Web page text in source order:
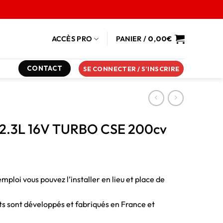
ACCÈS PRO PANIER / 0,00€
CONTACT SE CONNECTER / S’INSCRIRE
16V TURBO CSE 200cv
vous pouvez l’installer en lieu et place de
sont développés et fabriqués en France et